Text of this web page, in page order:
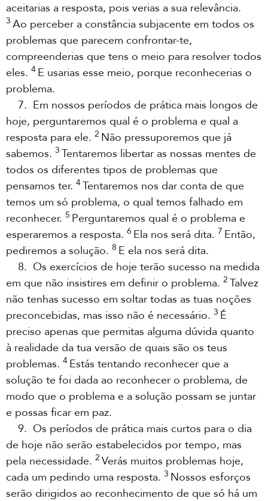
aceitarias a resposta, pois verias a sua relevância.
3 Ao perceber a constância subjacente em todos os
problemas que parecem confrontar-te,
compreenderias que tens o meio para resolver todos
eles. 4 E usarias esse meio, porque reconhecerias o
problema.
7. Em nossos períodos de prática mais longos de
hoje, perguntaremos qual é o problema e qual a
resposta para ele. 2 Não pressuporemos que já
sabemos. 3 Tentaremos libertar as nossas mentes de
todos os diferentes tipos de problemas que
pensamos ter. 4Tentaremos nos dar conta de que
temos um só problema, o qual temos falhado em
reconhecer. 5 Perguntaremos qual é o problema e
esperaremos a resposta. 6 Ela nos será dita. 7 Então,
pediremos a solução. 8 E ela nos será dita.
8. Os exercícios de hoje terão sucesso na medida
em que não insistires em definir o problema. 2 Talvez
não tenhas sucesso em soltar todas as tuas noções
preconcebidas, mas isso não é necessário. 3 É
preciso apenas que permitas alguma dúvida quanto
à realidade da tua versão de quais são os teus
problemas. 4 Estás tentando reconhecer que a
solução te foi dada ao reconhecer o problema, de
modo que o problema e a solução possam se juntar
e possas ficar em paz.
9. Os períodos de prática mais curtos para o dia
de hoje não serão estabelecidos por tempo, mas
pela necessidade. 2 Verás muitos problemas hoje,
cada um pedindo uma resposta. 3 Nossos esforços
serão dirigidos ao reconhecimento de que só há um